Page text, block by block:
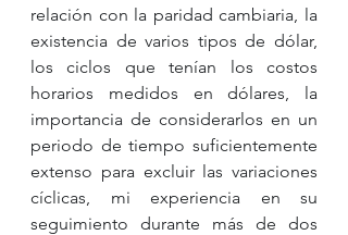
relación con la paridad cambiaria, la
existencia de varios tipos de dólar,
los ciclos que tenían los costos
horarios medidos en dólares, la
importancia de considerarlos en un
periodo de tiempo suficientemente
extenso para excluir las variaciones
cíclicas, mi experiencia en su
seguimiento durante más de dos